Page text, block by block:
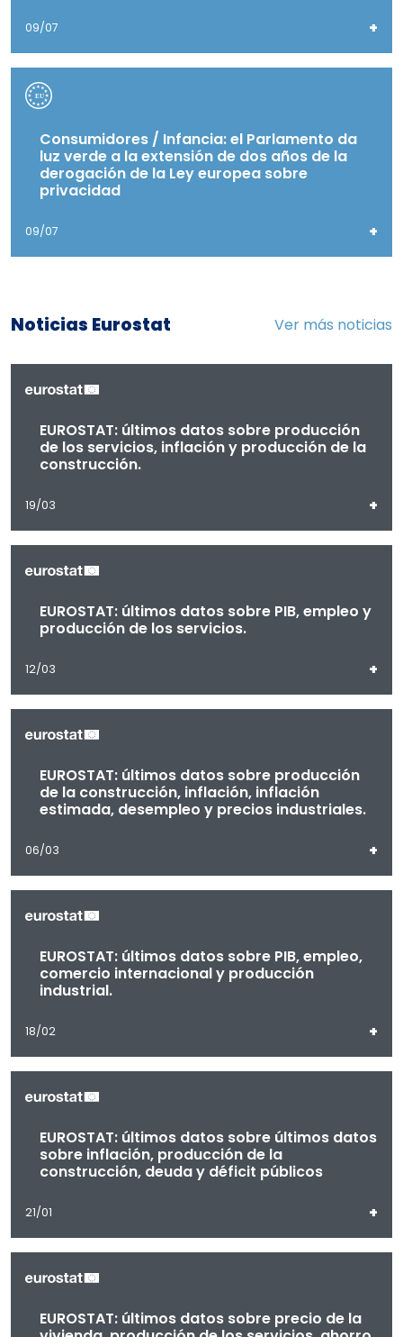
09/07 +
Consumidores / Infancia: el Parlamento da
luz verde a la extensión de dos años de la
derogación de la Ley europea sobre
privacidad
09/07 +
Noticias Eurostat Ver más noticias
EUROSTAT: últimos datos sobre producción
de los servicios, inflación y producción de la
construcción.
19/03 +
EUROSTAT: últimos datos sobre PIB, empleo y
producción de los servicios.
12/03 +
EUROSTAT: últimos datos sobre producción
de la construcción, inflación, inflación
estimada, desempleo y precios industriales.
06/03 +
EUROSTAT: últimos datos sobre PIB, empleo,
comercio internacional y producción
industrial.
18/02 +
EUROSTAT: últimos datos sobre últimos datos
sobre inflación, producción de la
construcción, deuda y déficit públicos
21/01 +
EUROSTAT: últimos datos sobre precio de la